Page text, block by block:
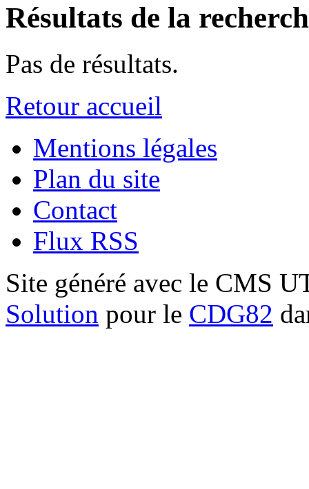
Résultats de la
Pas de résultats.
Retour accueil
Mentions légales
Plan du site
Contact
Flux RSS
Site généré avec le CMS
Solution pour le CDG82